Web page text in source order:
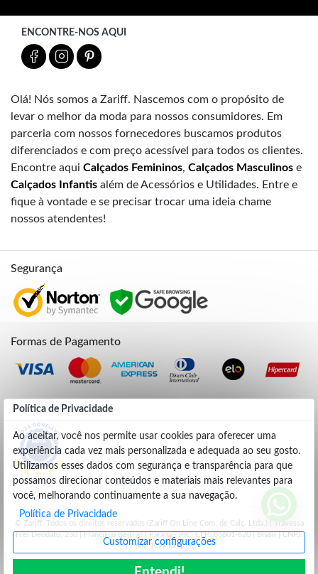
Política de Privacidade
Ao aceitar, você nos permite usar cookies para oferecer uma
experiência cada vez mais personalizada e adequada ao seu gosto.
Utilizamos esses dados com segurança e transparência para que
possamos direcionar conteúdos e materiais mais relevantes para
você, melhorando continuamente a sua navegação.
Política de Privacidade
Customizar configurações
ENCONTRE-NOS AQUI
Olá! Nós somos a Zariff. Nascemos com o propósito de
levar o melhor da moda para nossos consumidores. Em
parceria com nossos fornecedores buscamos produtos
diferenciados e com preço acessível para todos os clientes.
Encontre aqui Calçados Femininos, Calçados Masculinos e
Calçados Infantis além de Acessórios e Utilidades. Entre e
fique à vontade e se precisar trocar uma ideia chame
nossos atendentes!
Segurança
Formas de Pagamento
Credibilidade
4.9
© Zariff. Todos os direitos reservados (Zariff On Line Com. de Calç. Ltda.) | Travessa
Frei Deodato, 230 | Francisco Beltrão | Parana - PR | CEP: 85601-620 | Brasil | CNPJ:
19.662.102/0001-09